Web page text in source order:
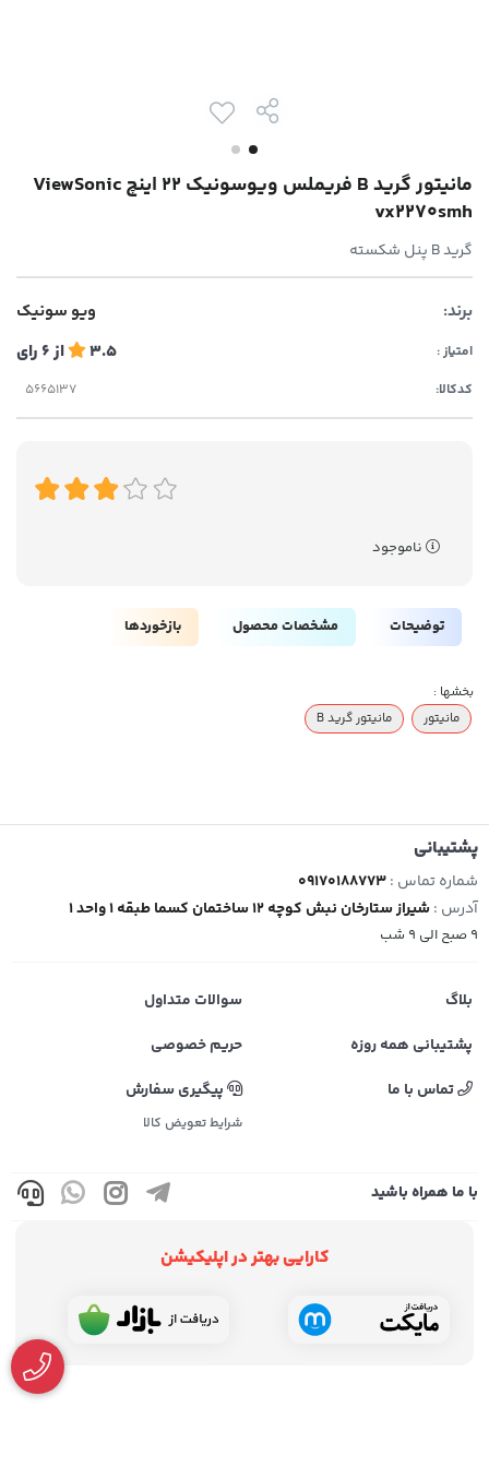
مانیتور گرید B فریملس ویوسونیک 22 اینچ ViewSonic
vx2270smh
گرید B پنل شکسته
برند: ویو سونیک
امتیاز : 3.5 از6 رای
کدکالا:
ناموجود
توضیحات مشخصات محصول بازخوردها
بخشها :
مانیتور
مانیتور گرید B
پشتیبانی
شماره تماس :09170188773
آدرس :شیراز ستارخان نبش کوچه 12 ساختمان کسما طبقه 1 واحد 1
9 صبح الی 9 شب
بلاگ
سوالات متداول
پشتیبانی همه روزه
حریم خصوصی
تماس با ما
پیگیری سفارش
شرایط تعویض کالا
با ما همراه باشید
کارایی بهتر در اپلیکیشن